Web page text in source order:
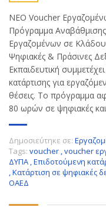
ΝΕΟ Voucher
Πρόγραμμα
Εργαζομένων σε
Ψηφιακές & Πράσινες
Εκπαιδευτική
κατάρτισης για
θέσεις. Το πρόγραμμα
80 ωρών σε ψηφιακές
Δημοσιεύτηκε σε:
Tags: voucher ,voucher
ΔΥΠΑ ,Επιδοτούμενη
,Κατάρτιση σε ψηφιακές
ΟΑΕΔ